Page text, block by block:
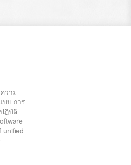
วาม
บบ การ
ฏิบัติ
unified